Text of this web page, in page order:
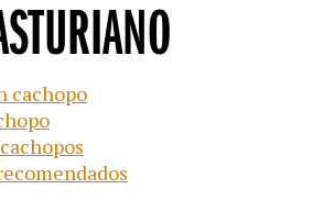
cachopo